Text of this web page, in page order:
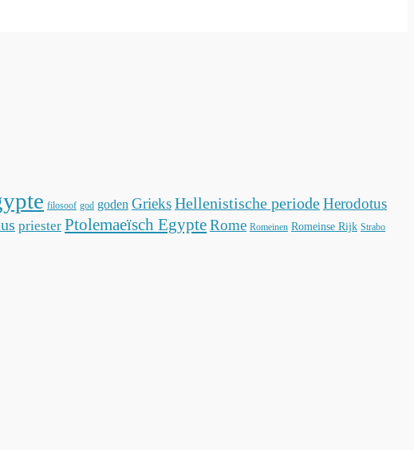
filosoof god goden GrieksHellenistische periodeHerodotus
priester Ptolemaeïsch EgypteRome Romeinen Romeinse Rijk Strabo